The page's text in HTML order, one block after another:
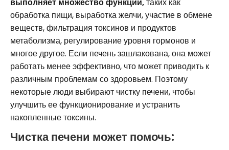
обработка пищи, выработка желчи, участие в обмене
веществ, фильтрация токсинов и продуктов
метаболизма, регулирование уровня гормонов и
многое другое. Если печень зашлакована, она может
работать менее эффективно, что может приводить к
различным проблемам со здоровьем. Поэтому
некоторые люди выбирают чистку печени, чтобы
улучшить ее функционирование и устранить
накопленные токсины.
Чистка печени может помочь: